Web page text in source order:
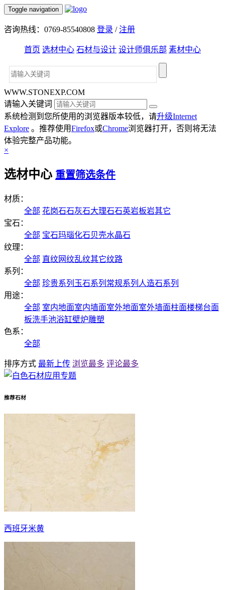
Toggle navigation
咨询热线：0769-85540808 登录 /注册
首页 选材中心 石材与设计 设计师俱乐部 素材中心
WWW.STONEXP.COM
请输入关键词
系统检测到您所使用的浏览器版本较低，请升级Internet
Explore 。推荐使用Firefox或Chrome浏览器打开，否则将无法
体验完整产品功能。
×
选材中心 重置筛选条件
材质：
全部 花岗石石灰石大理石石英岩板岩其它
宝石：
全部 宝石玛瑙化石贝壳水晶石
纹理：
全部 直纹网纹乱纹其它纹路
系列：
全部 珍贵系列 玉石系列 常规系列 人造石系列
用途：
全部 室内地面室内墙面室外地面室外墙面柱面楼梯台面
板洗手池浴缸壁炉雕塑
色系：
全部
排序方式 最新上传 浏览最多 评论最多
推荐石材
西班牙米黄